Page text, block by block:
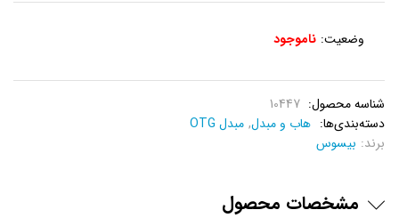
وضعیت: ناموجود
شناسه محصول: 10447
دسته‌بندی‌ها: هاب و مبدل, مبدل OTG
برند: بیسوس
مشخصات محصول